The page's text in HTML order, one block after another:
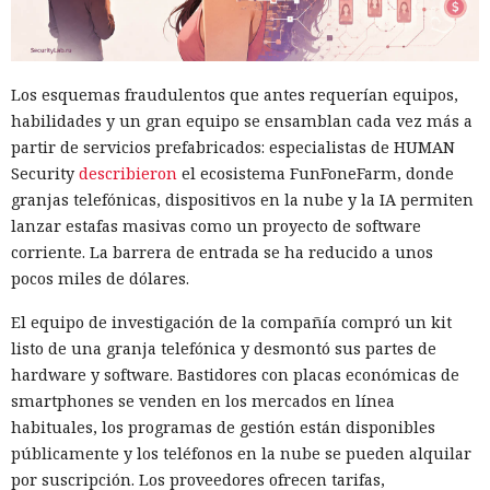
Forcepoint enfatiza que PromptSpy no muestra un ataque
real listo ni ejecuta instrucciones arbitrarias. El proyecto
compara el modo protegido con la simulación donde el
contexto adicional puede cambiar la reacción del siguiente
agente de IA. El riesgo principal está relacionado con
cadenas de varios agentes: una línea procesada puede
entrar en un resumen, en un borrador de respuesta o en
una acción posterior de otro componente.
Para reducir ese riesgo, los desarrolladores aconsejan
verificar los datos entre agentes, limpiar el contexto
intermedio, rastrear el origen de las instrucciones e aislar
la memoria del diálogo. Además conviene limitar el plazo
de conservación del contexto, comprobar el intercambio
entre agentes y vigilar cambios inesperados de
comportamiento en distintas etapas de la cadena de
sistemas de IA.
Investigadores del MIT eluden
los parches contra Spectre v2
en procesadores Intel y AMD
Los esquemas fraudulentos que antes requerían equipos,
habilidades y un gran equipo se ensamblan cada vez más a
partir de servicios prefabricados: especialistas de HUMAN
Security describieron el ecosistema FunFoneFarm, donde
granjas telefónicas, dispositivos en la nube y la IA permiten
lanzar estafas masivas como un proyecto de software
corriente. La barrera de entrada se ha reducido a unos
pocos miles de dólares.
El equipo de investigación de la compañía compró un kit
listo de una granja telefónica y desmontó sus partes de
hardware y software. Bastidores con placas económicas de
smartphones se venden en los mercados en línea
habituales, los programas de gestión están disponibles
públicamente y los teléfonos en la nube se pueden alquilar
por suscripción. Los proveedores ofrecen tarifas,